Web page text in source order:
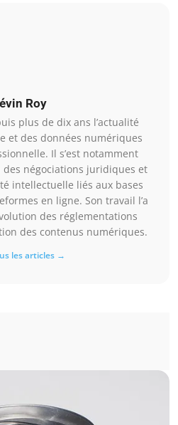
Roy
plus de dix ans l’actualité
et des données numériques
Il s’est notamment
négociations juridiques et
intellectuelle liés aux bases
en ligne. Son travail l’a
des réglementations
des contenus numériques.
les articles →